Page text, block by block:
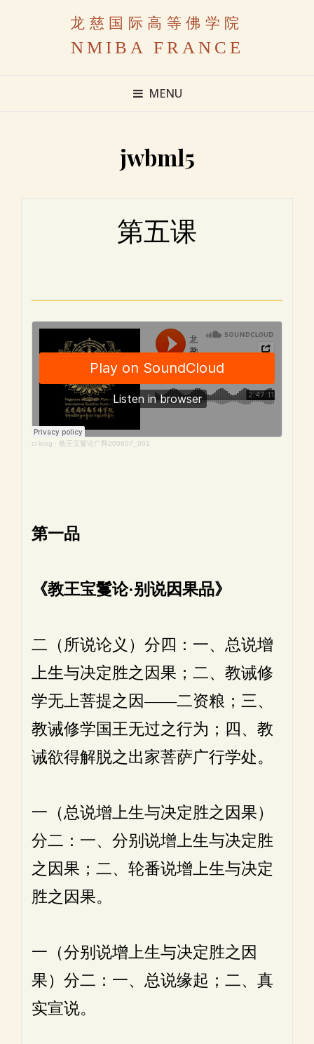
龙慈国际高等佛学院
NMIBA FRANCE
MENU
jwbml5
第五课
ci long · 教王宝鬘论广释200807_001
第一品
《教王宝鬘论·别说因果品》
二（所说论义）分四：一、总说增
上生与决定胜之因果；二、教诫修
学无上菩提之因——二资粮；三、
教诫修学国王无过之行为；四、教
诫欲得解脱之出家菩萨广行学处。
一（总说增上生与决定胜之因果）
分二：一、分别说增上生与决定胜
之因果；二、轮番说增上生与决定
胜之因果。
一（分别说增上生与决定胜之因
果）分二：一、总说缘起；二、真
实宣说。